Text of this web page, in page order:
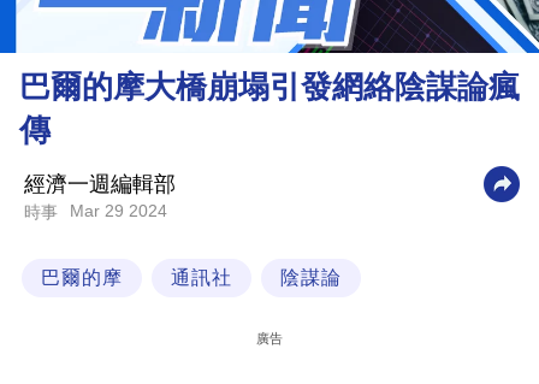
市
財
業
科
巴爾的摩大橋崩塌引發網絡陰謀論瘋
傳
經濟一週編輯部
時事 Mar 29 2024
巴爾的摩 通訊社 陰謀論
廣告